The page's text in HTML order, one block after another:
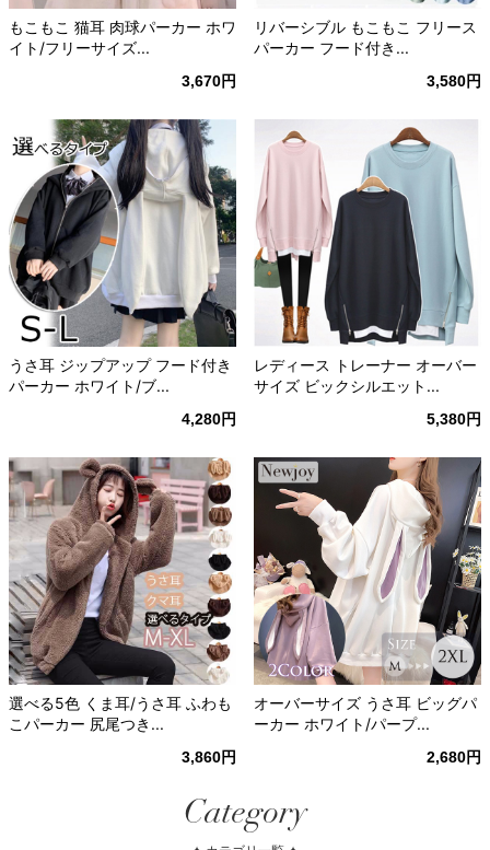
もこもこ 猫耳 肉球パーカー ホワ
イト/フリーサイズ...
3,670円
リバーシブル もこもこ フリース
パーカー フード付き...
3,580円
うさ耳 ジップアップ フード付き
パーカー ホワイト/ブ...
4,280円
レディース トレーナー オーバー
サイズ ビックシルエット...
5,380円
選べる5色 くま耳/うさ耳 ふわも
こパーカー 尻尾つき...
3,860円
オーバーサイズ うさ耳 ビッグパ
ーカー ホワイト/パープ...
2,680円
Category